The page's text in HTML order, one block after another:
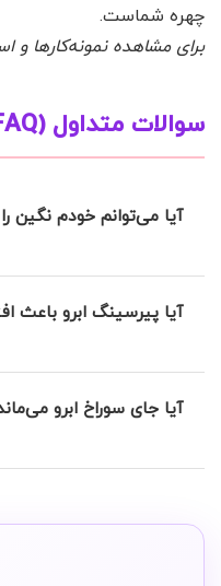
چهره شماست.
برای مشاهده نمونه‌کارها و
سوالات متداول (FAQ)
آیا می‌توانم خودم نگین
شدن سوراخ می‌شود. بار اول
آیا پیرسینگ ابرو باعث
آیا جای سوراخ ابرو